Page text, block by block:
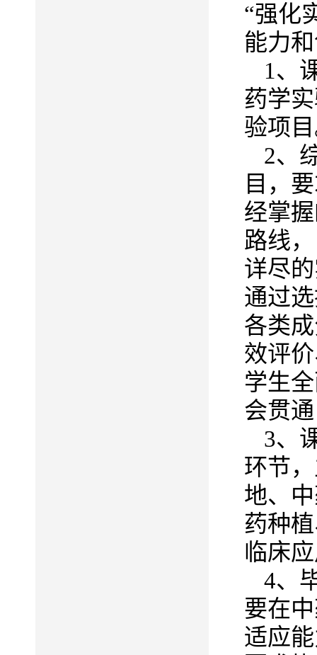
“强化
能力
1、
药学
验项
2、
目，
经掌
路线
详尽
通过
各类
效评
学生
会贯
3、
环节
地、
药种
临床
4、
要在
适应